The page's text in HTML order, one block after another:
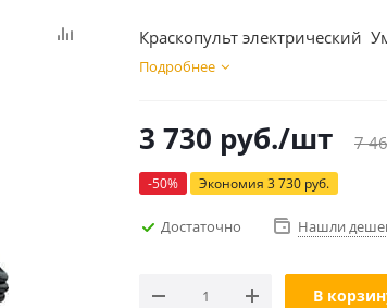
Краскопульт электрический
Подробнее
3 730 руб./шт 7
-50% Экономия 3 730 руб.
Достаточно Нашли
В